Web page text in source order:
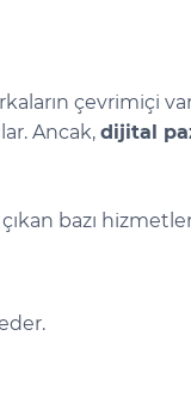
çevrimiçi
Ancak, dijital
bazı